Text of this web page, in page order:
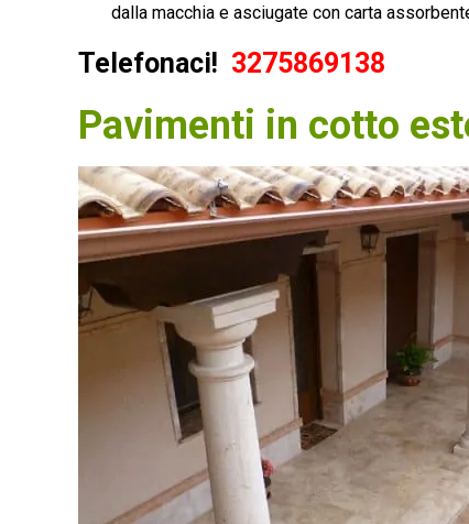
dalla macchia e asciugate con carta
Telefonaci! 3275869138
Pavimenti in cotto